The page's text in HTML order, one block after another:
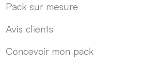
Pack sur mesure
Avis clients
Concevoir mon pack